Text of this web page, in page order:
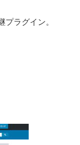
プラグイン。